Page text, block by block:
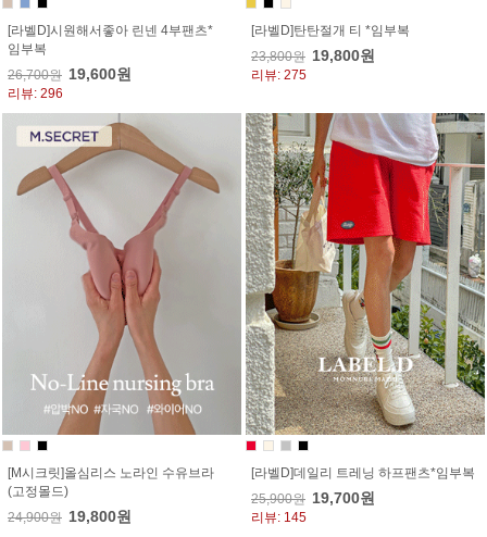
[라벨D]시원해서좋아 린넨 4부팬츠*
임부복
26,700원 19,600원
리뷰: 296
[라벨D]탄탄절개 티 *임부복
23,800원 19,800원
리뷰: 275
[M시크릿]올심리스 노라인 수유브라
(고정몰드)
24,900원 19,800원
[라벨D]데일리 트레닝 하프팬츠*임부복
25,900원 19,700원
리뷰: 145